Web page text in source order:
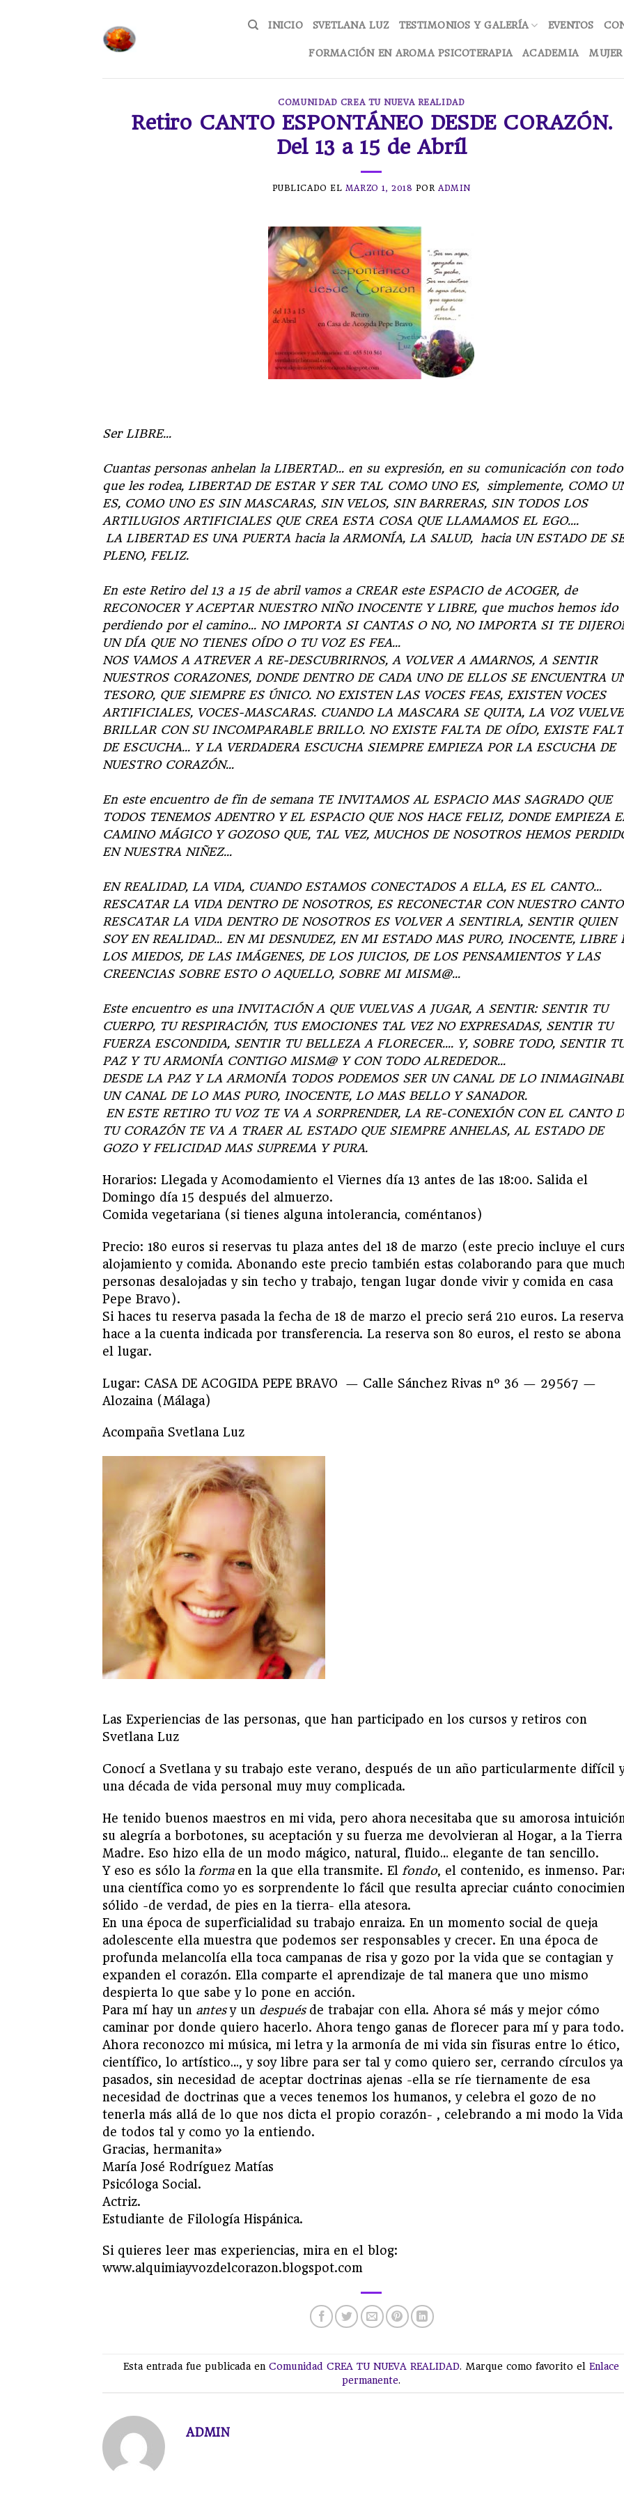
INICIO SVETLANA LUZ TESTIMONIOS Y GALERÍA EVENTOS
FORMACIÓN EN AROMA PSICOTERAPIA ACADEMIA
COMUNIDAD CREA TU NUEVA REALIDAD
Retiro CANTO ESPONTÁNEO DESDE CORAZÓN.
Del 13 a 15 de Abríl
PUBLICADO EL MARZO 1, 2018 POR ADMIN
Ser LIBRE…
Cuantas personas anhelan la LIBERTAD… en su expresión, en su comunicación con
que les rodea, LIBERTAD DE ESTAR Y SER TAL COMO UNO ES, simplemente, COMO
ES, COMO UNO ES SIN MASCARAS, SIN VELOS, SIN BARRERAS, SIN TODOS LOS
ARTILUGIOS ARTIFICIALES QUE CREA ESTA COSA QUE LLAMAMOS EL EGO….
LA LIBERTAD ES UNA PUERTA hacia la ARMONÍA, LA SALUD, hacia UN ESTADO DE
PLENO, FELIZ.
En este Retiro del 13 a 15 de abril vamos a CREAR este ESPACIO de ACOGER, de
RECONOCER Y ACEPTAR NUESTRO NIÑO INOCENTE Y LIBRE, que muchos hemos ido
perdiendo por el camino… NO IMPORTA SI CANTAS O NO, NO IMPORTA SI TE
UN DÍA QUE NO TIENES OÍDO O TU VOZ ES FEA…
NOS VAMOS A ATREVER A RE-DESCUBRIRNOS, A VOLVER A AMARNOS, A SENTIR
NUESTROS CORAZONES, DONDE DENTRO DE CADA UNO DE ELLOS SE ENCUENTRA
TESORO, QUE SIEMPRE ES ÚNICO. NO EXISTEN LAS VOCES FEAS, EXISTEN VOCES
ARTIFICIALES, VOCES-MASCARAS. CUANDO LA MASCARA SE QUITA, LA VOZ
BRILLAR CON SU INCOMPARABLE BRILLO. NO EXISTE FALTA DE OÍDO, EXISTE
DE ESCUCHA… Y LA VERDADERA ESCUCHA SIEMPRE EMPIEZA POR LA ESCUCHA DE
NUESTRO CORAZÓN…
En este encuentro de fin de semana TE INVITAMOS AL ESPACIO MAS SAGRADO QUE
TODOS TENEMOS ADENTRO Y EL ESPACIO QUE NOS HACE FELIZ, DONDE EMPIEZA
CAMINO MÁGICO Y GOZOSO QUE, TAL VEZ, MUCHOS DE NOSOTROS HEMOS
EN NUESTRA NIÑEZ…
EN REALIDAD, LA VIDA, CUANDO ESTAMOS CONECTADOS A ELLA, ES EL CANTO…
RESCATAR LA VIDA DENTRO DE NOSOTROS, ES RECONECTAR CON NUESTRO
RESCATAR LA VIDA DENTRO DE NOSOTROS ES VOLVER A SENTIRLA, SENTIR QUIEN
SOY EN REALIDAD… EN MI DESNUDEZ, EN MI ESTADO MAS PURO, INOCENTE, LIBRE
LOS MIEDOS, DE LAS IMÁGENES, DE LOS JUICIOS, DE LOS PENSAMIENTOS Y LAS
CREENCIAS SOBRE ESTO O AQUELLO, SOBRE MI MISM@…
Este encuentro es una INVITACIÓN A QUE VUELVAS A JUGAR, A SENTIR: SENTIR TU
CUERPO, TU RESPIRACIÓN, TUS EMOCIONES TAL VEZ NO EXPRESADAS, SENTIR TU
FUERZA ESCONDIDA, SENTIR TU BELLEZA A FLORECER…. Y, SOBRE TODO, SENTIR
PAZ Y TU ARMONÍA CONTIGO MISM@ Y CON TODO ALREDEDOR…
DESDE LA PAZ Y LA ARMONÍA TODOS PODEMOS SER UN CANAL DE LO
UN CANAL DE LO MAS PURO, INOCENTE, LO MAS BELLO Y SANADOR.
EN ESTE RETIRO TU VOZ TE VA A SORPRENDER, LA RE-CONEXIÓN CON EL CANTO
TU CORAZÓN TE VA A TRAER AL ESTADO QUE SIEMPRE ANHELAS, AL ESTADO DE
GOZO Y FELICIDAD MAS SUPREMA Y PURA.
Horarios: Llegada y Acomodamiento el Viernes día 13 antes de las 18:00. Salida el
Domingo día 15 después del almuerzo.
Comida vegetariana (si tienes alguna intolerancia, coméntanos)
Precio: 180 euros si reservas tu plaza antes del 18 de marzo (este precio incluye el
alojamiento y comida. Abonando este precio también estas colaborando para que
personas desalojadas y sin techo y trabajo, tengan lugar donde vivir y comida en casa
Pepe Bravo).
Si haces tu reserva pasada la fecha de 18 de marzo el precio será 210 euros. La
hace a la cuenta indicada por transferencia. La reserva son 80 euros, el resto se abona
el lugar.
Lugar: CASA DE ACOGIDA PEPE BRAVO — Calle Sánchez Rivas nº 36 — 29567 —
Alozaina (Málaga)
Acompaña Svetlana Luz
Las Experiencias de las personas, que han participado en los cursos y retiros con
Svetlana Luz
Conocí a Svetlana y su trabajo este verano, después de un año particularmente difícil
una década de vida personal muy muy complicada.
He tenido buenos maestros en mi vida, pero ahora necesitaba que su amorosa
su alegría a borbotones, su aceptación y su fuerza me devolvieran al Hogar, a la Tierra
Madre. Eso hizo ella de un modo mágico, natural, fluido… elegante de tan sencillo.
Y eso es sólo la forma en la que ella transmite. El fondo, el contenido, es inmenso.
una científica como yo es sorprendente lo fácil que resulta apreciar cuánto
sólido -de verdad, de pies en la tierra- ella atesora.
En una época de superficialidad su trabajo enraiza. En un momento social de queja
adolescente ella muestra que podemos ser responsables y crecer. En una época de
profunda melancolía ella toca campanas de risa y gozo por la vida que se contagian y
expanden el corazón. Ella comparte el aprendizaje de tal manera que uno mismo
despierta lo que sabe y lo pone en acción.
Para mí hay un antesy un después de trabajar con ella. Ahora sé más y mejor cómo
caminar por donde quiero hacerlo. Ahora tengo ganas de florecer para mí y para todo.
Ahora reconozco mi música, mi letra y la armonía de mi vida sin fisuras entre lo ético,
científico, lo artístico…, y soy libre para ser tal y como quiero ser, cerrando círculos ya
pasados, sin necesidad de aceptar doctrinas ajenas -ella se ríe tiernamente de esa
necesidad de doctrinas que a veces tenemos los humanos, y celebra el gozo de no
tenerla más allá de lo que nos dicta el propio corazón- , celebrando a mi modo la Vida
de todos tal y como yo la entiendo.
Gracias, hermanita»
María José Rodríguez Matías
Psicóloga Social.
Actriz.
Estudiante de Filología Hispánica.
Si quieres leer mas experiencias, mira en el blog:
www.alquimiayvozdelcorazon.blogspot.com
Esta entrada fue publicada enComunidad CREA TU NUEVA REALIDAD. Marque como favorito elEnlace
permanente.
ADMIN